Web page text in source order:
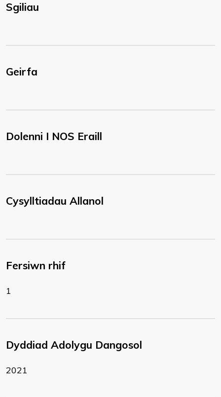
Sgiliau
Geirfa
Dolenni I NOS Eraill
Cysylltiadau Allanol
Fersiwn rhif
1
Dyddiad Adolygu Dangosol
2021